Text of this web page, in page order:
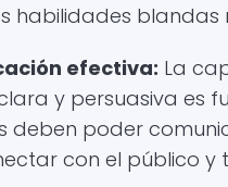
habilidades
efectiva: La
y persuasiva es
deben poder
con el público y